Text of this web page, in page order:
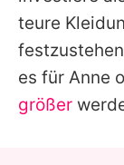
teure
es für Anne
größer